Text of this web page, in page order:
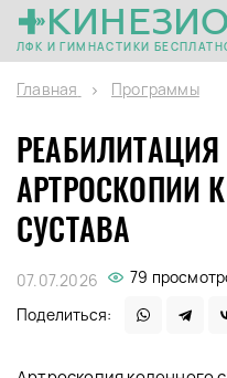
КИНЕЗИО
ЛФК И ГИМНАСТИКИ
Главная Программы
АРТРОСКОПИИ
СУСТАВА
07.07.2026
79
Поделиться: